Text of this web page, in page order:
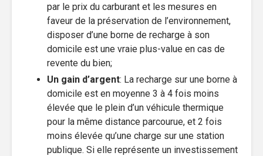
par le prix du carburant et les mesures en
faveur de la préservation de l’environnement,
disposer d’une borne de recharge à son
domicile est une vraie plus-value en cas de
revente du bien;
Un gain d’argent: La recharge sur une borne à
domicile est en moyenne 3 à 4 fois moins
élevée que le plein d’un véhicule thermique
pour la même distance parcourue, et 2 fois
moins élevée qu’une charge sur une station
publique. Si elle représente un investissement